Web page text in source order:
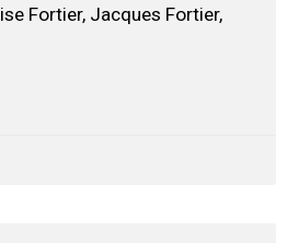
Fortier, Jacques Fortier,